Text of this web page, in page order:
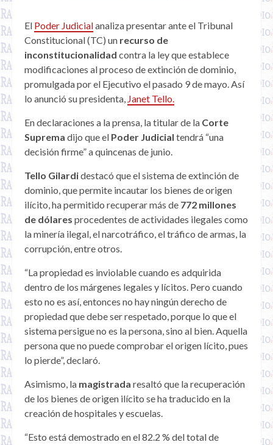
El Poder Judicialanaliza presentar ante el Tribunal
Constitucional (TC) un recurso de
inconstitucionalidad contra la ley que establece
modificaciones al proceso de extinción de dominio,
promulgada por el Ejecutivo el pasado 9 de mayo. Así
lo anunció su presidenta, Janet Tello.
En declaraciones a la prensa, la titular de la Corte
Suprema dijo que el Poder Judicial tendrá “una
decisión firme” a quincenas de junio.
Tello Gilardidestacó que el sistema de extinción de
dominio, que permite incautar los bienes de origen
ilícito, ha permitido recuperar más de 772 millones
de dólares procedentes de actividades ilegales como
la minería ilegal, el narcotráfico, el tráfico de armas, la
corrupción, entre otros.
“La propiedad es inviolable cuando es adquirida
dentro de los márgenes legales y lícitos. Pero cuando
esto no es así, entonces no hay ningún derecho de
propiedad que debe ser respetado, porque lo que el
sistema persigue no es la persona, sino al bien. Aquella
persona que no puede comprobar el origen lícito, pues
lo pierde”, declaró.
Asimismo, la magistrada resaltó que la recuperación
de los bienes de origen ilícito se ha traducido en la
creación de hospitales y escuelas.
“Esto está demostrado en el 82.2 % del total de